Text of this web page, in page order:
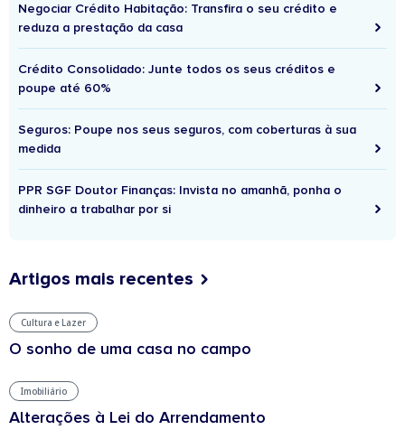
Negociar Crédito Habitação: Transfira o seu crédito e
reduza a prestação da casa
Crédito Consolidado: Junte todos os seus créditos e
poupe até 60%
Seguros: Poupe nos seus seguros, com coberturas à sua
medida
PPR SGF Doutor Finanças: Invista no amanhã, ponha o
dinheiro a trabalhar por si
Artigos mais recentes
Cultura e Lazer
O sonho de uma casa no campo
Imobiliário
Alterações à Lei do Arrendamento